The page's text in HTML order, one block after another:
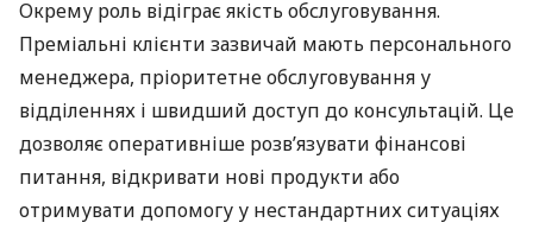
Окрему роль відіграє якість обслуговування.
Преміальні клієнти зазвичай мають персонального
менеджера, пріоритетне обслуговування у
відділеннях і швидший доступ до консультацій. Це
дозволяє оперативніше розв’язувати фінансові
питання, відкривати нові продукти або
отримувати допомогу у нестандартних ситуаціях